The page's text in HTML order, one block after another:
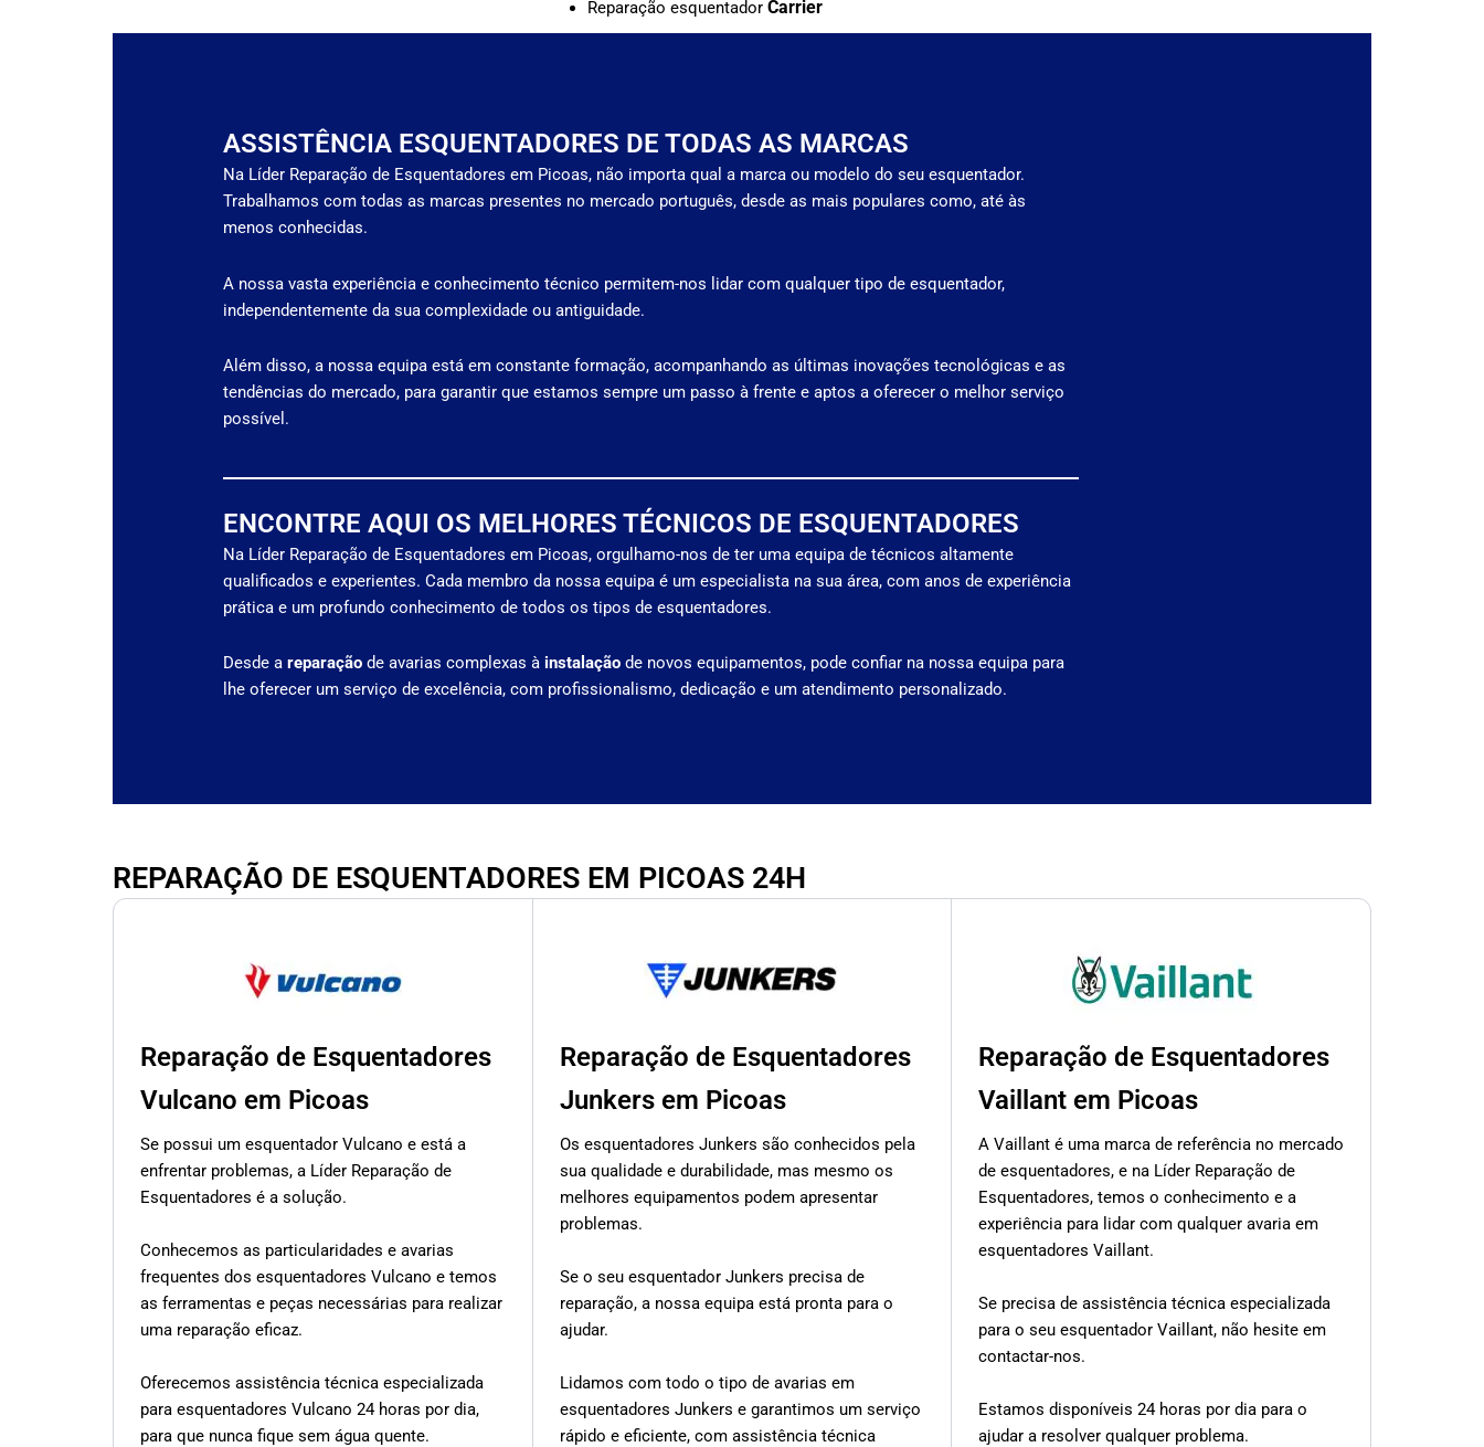
Reparação esquentador Carrier
ASSISTÊNCIA ESQUENTADORES DE TODAS AS MARCAS
Na Líder Reparação de Esquentadores em Picoas, não importa qual a marca ou modelo do seu esquentador.
Trabalhamos com todas as marcas presentes no mercado português, desde as mais populares como, até às
menos conhecidas.
A nossa vasta experiência e conhecimento técnico permitem-nos lidar com qualquer tipo de esquentador,
independentemente da sua complexidade ou antiguidade.
Além disso, a nossa equipa está em constante formação, acompanhando as últimas inovações tecnológicas e as
tendências do mercado, para garantir que estamos sempre um passo à frente e aptos a oferecer o melhor serviço
possível.
ENCONTRE AQUI OS MELHORES TÉCNICOS DE ESQUENTADORES
Na Líder Reparação de Esquentadores em Picoas, orgulhamo-nos de ter uma equipa de técnicos altamente
qualificados e experientes. Cada membro da nossa equipa é um especialista na sua área, com anos de experiência
prática e um profundo conhecimento de todos os tipos de esquentadores.
Desde a reparação de avarias complexas à instalação de novos equipamentos, pode confiar na nossa equipa para
lhe oferecer um serviço de excelência, com profissionalismo, dedicação e um atendimento personalizado.
REPARAÇÃO DE ESQUENTADORES EM PICOAS 24H
Reparação de Esquentadores
Vulcano em Picoas
Se possui um esquentador Vulcano e está a
enfrentar problemas, a Líder Reparação de
Esquentadores é a solução.
Conhecemos as particularidades e avarias
frequentes dos esquentadores Vulcano e temos
as ferramentas e peças necessárias para realizar
uma reparação eficaz.
Oferecemos assistência técnica especializada
para esquentadores Vulcano 24 horas por dia,
para que nunca fique sem água quente.
Reparação de Esquentadores
Junkers em Picoas
Os esquentadores Junkers são conhecidos pela
sua qualidade e durabilidade, mas mesmo os
melhores equipamentos podem apresentar
problemas.
Se o seu esquentador Junkers precisa de
reparação, a nossa equipa está pronta para o
ajudar.
Lidamos com todo o tipo de avarias em
esquentadores Junkers e garantimos um serviço
rápido e eficiente, com assistência técnica
Reparação de Esquentadores
Vaillant em Picoas
A Vaillant é uma marca de referência no mercado
de esquentadores, e na Líder Reparação de
Esquentadores, temos o conhecimento e a
experiência para lidar com qualquer avaria em
esquentadores Vaillant.
Se precisa de assistência técnica especializada
para o seu esquentador Vaillant, não hesite em
contactar-nos.
Estamos disponíveis 24 horas por dia para o
ajudar a resolver qualquer problema.